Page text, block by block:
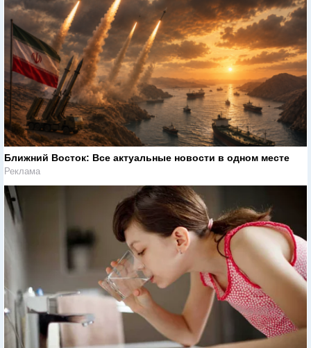
Ближний Восток: Все актуальные новости в одном месте
Реклама